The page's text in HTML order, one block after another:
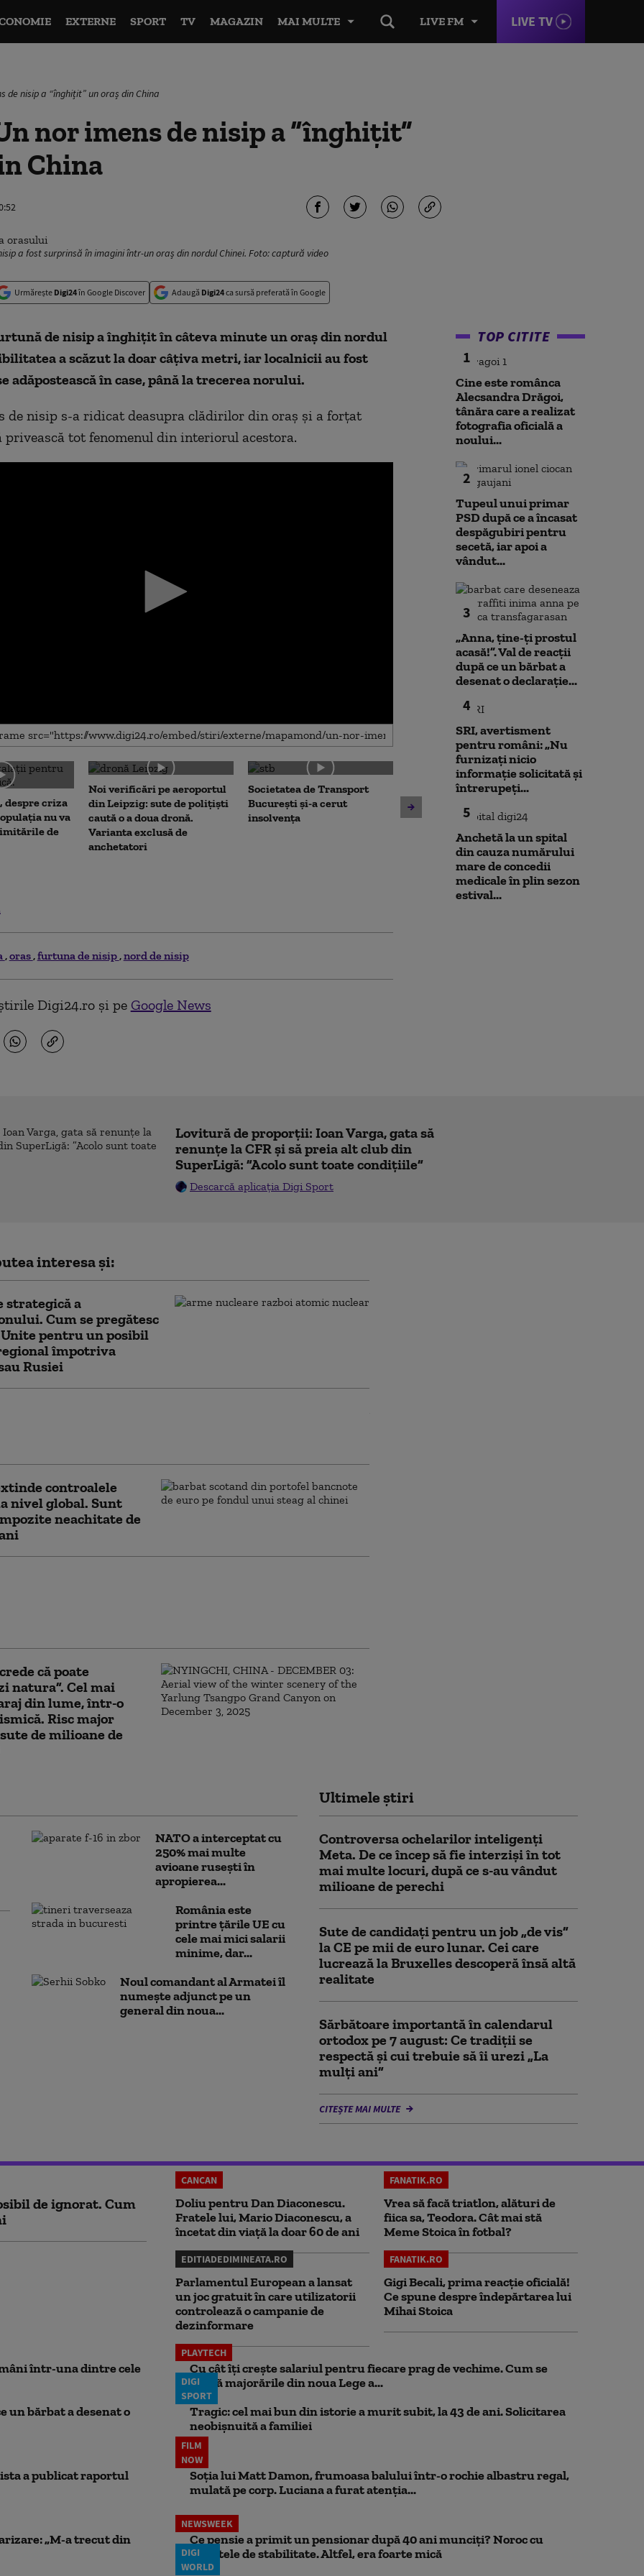
LIVE FM LIVE TV
EXTERNE SPORT TV MAGAZIN MAI MULTE
de nisip a “înghițit” un oraș din China
nor imens de nisip a “înghițit”
China
a fost surprinsă în imagini într-un oraș din nordul Chinei. Foto: captură video
Urmărește Digi24în Google Discover Adaugă Digi24ca sursă preferată în Google
de nisip a înghițit în câteva minute un oraș din nordul
a scăzut la doar câțiva metri, iar localnicii au fost
adăpostească în case, până la trecerea norului.
de nisip s-a ridicat deasupra clădirilor din oraș și a forțat
tot fenomenul din interiorul acestora.
despre criza
nu va
de
Noi verificări pe aeroportul
din Leipzig: sute de polițiști
caută o a doua dronă.
Varianta exclusă de
anchetatori
Societatea de Transport
București și-a cerut
insolvența
Avertisment de la Bruxelles
după scandalul centralelor
pe cărbune: „Blocarea
angajamentelor din PNRR
poate avea consecințe
financiare”
fără să oferi
oras furtuna de nisip nord de nisip
Digi24.ro și pe Google News
TOP CITITE
1
Cine este românca
Alecsandra Drăgoi,
tânăra care a realizat
fotografia oficială a
noului...
2
Tupeul unui primar
PSD după ce a încasat
despăgubiri pentru
secetă, iar apoi a
vândut...
3
„Anna, ţine-ţi prostul
acasă!”. Val de reacții
după ce un bărbat a
desenat o declarație...
4
SRI, avertisment
pentru români: „Nu
furnizați nicio
informație solicitată și
întrerupeți...
5
Anchetă la un spital
din cauza numărului
mare de concedii
medicale în plin sezon
estival...
Lovitură de proporții: Ioan Varga, gata să
renunțe la CFR și să preia alt club din
SuperLigă: ”Acolo sunt toate condițiile”
Descarcă aplicația Digi Sport
interesa și:
strategică a
Cum se pregătesc
pentru un posibil
împotriva
Rusiei
controalele
nivel global. Sunt
neachitate de
că poate
natura”. Cel mai
din lume, într-o
Risc major
de milioane de
NATO a interceptat cu
250% mai multe
avioane rusești în
apropierea...
România este
printre țările UE cu
cele mai mici salarii
minime, dar...
Noul comandant al Armatei îl
numește adjunct pe un
general din noua...
Ultimele știri
Controversa ochelarilor inteligenți
Meta. De ce încep să fie interziși în tot
mai multe locuri, după ce s-au vândut
milioane de perechi
Sute de candidați pentru un job „de vis”
la CE pe mii de euro lunar. Cei care
lucrează la Bruxelles descoperă însă altă
realitate
Sărbătoare importantă în calendarul
ortodox pe 7 august: Ce tradiții se
respectă și cui trebuie să îi urezi „La
mulți ani”
CITEȘTE MAI MULTE
de ignorat. Cum
CANCAN
Doliu pentru Dan Diaconescu.
Fratele lui, Mario Diaconescu, a
încetat din viață la doar 60 de ani
FANATIK.RO
Vrea să facă triatlon, alături de
fiica sa, Teodora. Cât mai stă
Meme Stoica în fotbal?
EDITIADEDIMINEATA.RO
Parlamentul European a lansat
un joc gratuit în care utilizatorii
controlează o campanie de
dezinformare
FANATIK.RO
Gigi Becali, prima reacție oficială!
Ce spune despre îndepărtarea lui
Mihai Stoica
într-una dintre cele
PLAYTECH
Cu cât îți crește salariul pentru fiecare prag de vechime. Cum se
aplică majorările din noua Lege a...
un bărbat a desenat o
DIGI
SPORT
Tragic: cel mai bun din istorie a murit subit, la 43 de ani. Solicitarea
neobișnuită a familiei
a publicat raportul
FILM
NOW
Soția lui Matt Damon, frumoasa balului într-o rochie albastru regal,
mulată pe corp. Luciana a furat atenția...
„M-a trecut din
NEWSWEEK
Ce pensie a primit un pensionar după 40 ani munciți? Noroc cu
punctele de stabilitate. Altfel, era foarte mică
DIGI
WORLD